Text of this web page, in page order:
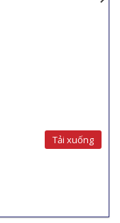
Tải xuống